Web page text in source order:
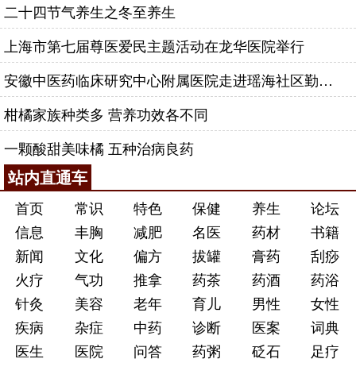
二十四节气养生之冬至养生
上海市第七届尊医爱民主题活动在龙华医院举行
安徽中医药临床研究中心附属医院走进瑶海社区勤劳社居委
柑橘家族种类多 营养功效各不同
一颗酸甜美味橘 五种治病良药
站内直通车
首页 常识 特色 保健 养生
论坛
信息
丰胸 减肥 名医 药材
书籍
新闻
文化 偏方 拔罐 膏药
刮痧
火疗
气功 推拿 药茶 药酒
药浴
针灸
美容 老年 育儿 男性
女性
疾病
杂症 中药 诊断 医案
词典
医生
医院 问答 药粥 砭石 足疗